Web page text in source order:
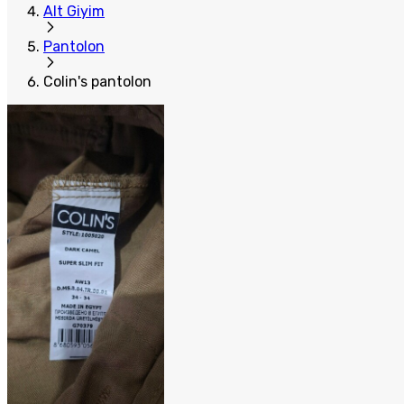
Alt Giyim
Pantolon
Colin's pantolon